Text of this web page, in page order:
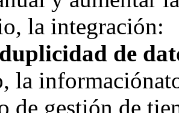
la integración:
de
la
de gestión de